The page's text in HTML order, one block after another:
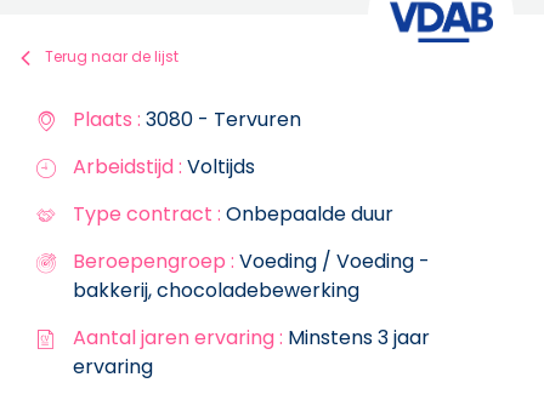
Terug naar de lijst
Plaats : 3080 - Tervuren
Arbeidstijd : Voltijds
Type contract : Onbepaalde duur
Beroepengroep : Voeding / Voeding -
bakkerij, chocoladebewerking
Aantal jaren ervaring : Minstens 3 jaar
ervaring